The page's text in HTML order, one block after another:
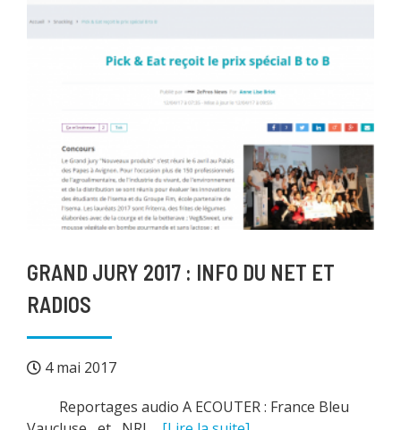
GRAND JURY 2017 : INFO DU NET ET
RADIOS
4 mai 2017
Reportages audio A ECOUTER : France Bleu